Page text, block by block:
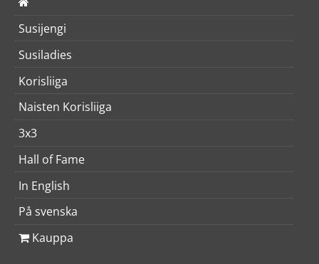
Susijengi
Susiladies
Korisliiga
Naisten Korisliiga
3x3
Hall of Fame
In English
På svenska
Kauppa